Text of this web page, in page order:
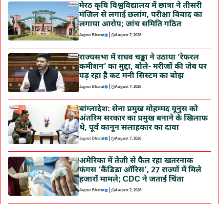
मेरठ कृषि विश्वविद्यालय में छात्रा ने तीसरी
मंजिल से लगाई छलांग, परीक्षा विवाद का
लगाया आरोप; जांच समिति गठित
Jagrut Bharat | August 7, 2026
राज्यसभा में राघव चड्ढा ने उठाया ‘रेफरल
कमीशन’ का मुद्दा, बोले- मरीजों की जेब पर
पड़ रहा है कट मनी सिस्टम का बोझ
Jagrut Bharat | August 7, 2026
बांग्लादेश: सेना प्रमुख मोहम्मद यूनुस को
अंतरिम सरकार का प्रमुख बनाने के खिलाफ
थे, पूर्व कानून सलाहकार का दावा
Jagrut Bharat | August 7, 2026
अमेरिका में तेजी से फैल रहा खतरनाक
फंगस ‘कैंडिडा ऑरिस’, 27 राज्यों में मिले
हजारों मामले; CDC ने जताई चिंता
Jagrut Bharat | August 7, 2026